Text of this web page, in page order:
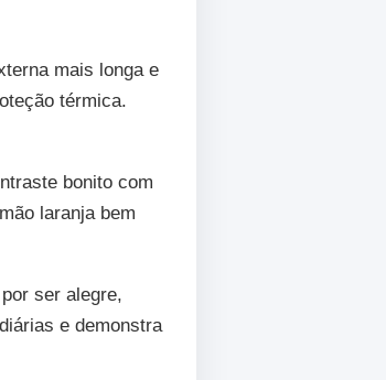
mais longa e
térmica.
bonito com
laranja bem
ser alegre,
e demonstra